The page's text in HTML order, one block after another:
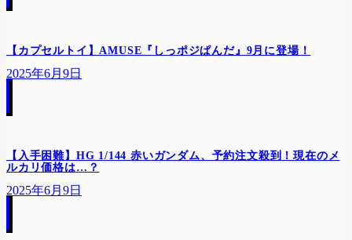
【カプセルトイ】AMUSE『しっポジぱんだ』9月に登場！
2025年6月9日
【入手困難】HG 1/144 赤いガンダム、予約注文殺到！現在のメ
ルカリ価格は…？
2025年6月9日